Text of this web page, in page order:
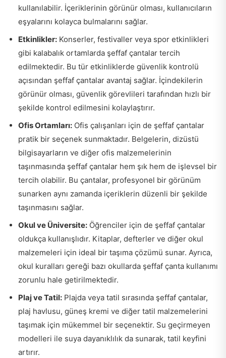
kullanılabilir. İçeriklerinin görünür olması, kullanıcıların
eşyalarını kolayca bulmalarını sağlar.
Etkinlikler: Konserler, festivaller veya spor etkinlikleri
gibi kalabalık ortamlarda şeffaf çantalar tercih
edilmektedir. Bu tür etkinliklerde güvenlik kontrolü
açısından şeffaf çantalar avantaj sağlar. İçindekilerin
görünür olması, güvenlik görevlileri tarafından hızlı bir
şekilde kontrol edilmesini kolaylaştırır.
Ofis Ortamları: Ofis çalışanları için de şeffaf çantalar
pratik bir seçenek sunmaktadır. Belgelerin, dizüstü
bilgisayarların ve diğer ofis malzemelerinin
taşınmasında şeffaf çantalar hem şık hem de işlevsel bir
tercih olabilir. Bu çantalar, profesyonel bir görünüm
sunarken aynı zamanda içeriklerin düzenli bir şekilde
taşınmasını sağlar.
Okul ve Üniversite: Öğrenciler için de şeffaf çantalar
oldukça kullanışlıdır. Kitaplar, defterler ve diğer okul
malzemeleri için ideal bir taşıma çözümü sunar. Ayrıca,
okul kuralları gereği bazı okullarda şeffaf çanta kullanımı
zorunlu hale getirilmektedir.
Plaj ve Tatil: Plajda veya tatil sırasında şeffaf çantalar,
plaj havlusu, güneş kremi ve diğer tatil malzemelerini
taşımak için mükemmel bir seçenektir. Su geçirmeyen
modelleri ile suya dayanıklılık da sunarak, tatil keyfini
artırır.